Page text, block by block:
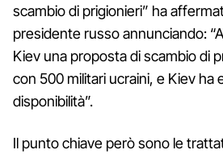
scambio di prigionieri” ha
presidente russo annunciando:
Kiev una proposta di scambio di
con 500 militari ucraini, e Kiev ha
disponibilità”.
Il punto chiave però sono le